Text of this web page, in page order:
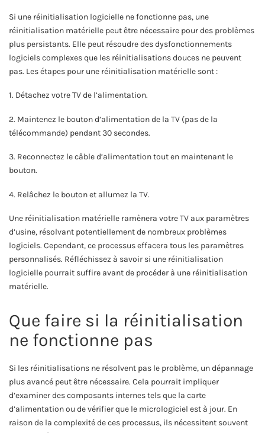
Si une réinitialisation logicielle ne fonctionne pas, une
réinitialisation matérielle peut être nécessaire pour des problèmes
plus persistants. Elle peut résoudre des dysfonctionnements
logiciels complexes que les réinitialisations douces ne peuvent
pas. Les étapes pour une réinitialisation matérielle sont :
1. Détachez votre TV de l’alimentation.
2. Maintenez le bouton d’alimentation de la TV (pas de la
télécommande) pendant 30 secondes.
3. Reconnectez le câble d’alimentation tout en maintenant le
bouton.
4. Relâchez le bouton et allumez la TV.
Une réinitialisation matérielle ramènera votre TV aux paramètres
d’usine, résolvant potentiellement de nombreux problèmes
logiciels. Cependant, ce processus effacera tous les paramètres
personnalisés. Réfléchissez à savoir si une réinitialisation
logicielle pourrait suffire avant de procéder à une réinitialisation
matérielle.
Que faire si la réinitialisation
ne fonctionne pas
Si les réinitialisations ne résolvent pas le problème, un dépannage
plus avancé peut être nécessaire. Cela pourrait impliquer
d’examiner des composants internes tels que la carte
d’alimentation ou de vérifier que le micrologiciel est à jour. En
raison de la complexité de ces processus, ils nécessitent souvent